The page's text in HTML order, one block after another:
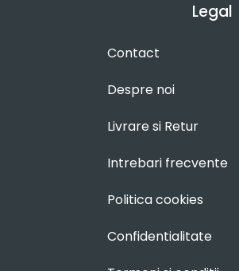
Legal
Contact
Despre noi
Livrare si Retur
Intrebari frecvente
Politica cookies
Confidentialitate